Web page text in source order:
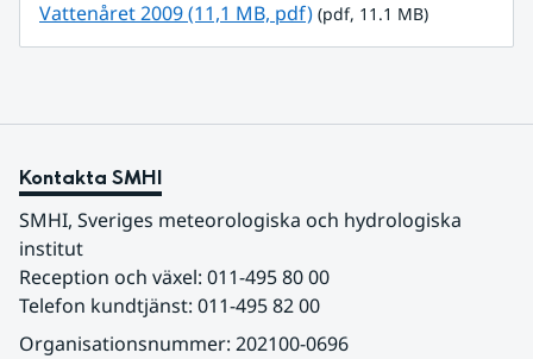
Vattenåret 2009 (11,1 MB, pdf)pdf, 11.1 MB.
(pdf, 11.1 MB)
Kontakta SMHI
SMHI, Sveriges meteorologiska och hydrologiska
institut
Reception och växel: 011-495 80 00
Telefon kundtjänst: 011-495 82 00
Organisationsnummer: 202100-0696